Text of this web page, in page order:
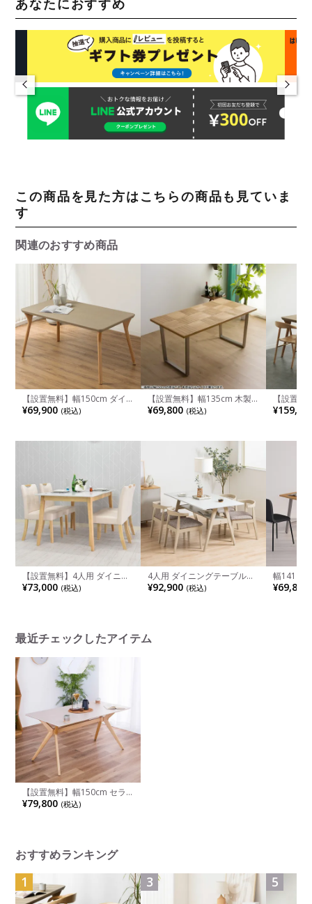
あなたにおすすめ
この商品を見た方はこちらの商品も見ていま
す
関連のおすすめ商品
【設置無料】幅150cm ダイ
ニングテーブル モルタル風
LENAS コンクリート調 木脚
ルモダン 韓国インテリア風
¥69,900 (税込)
【設置無料】幅135cm 木製
ダイニングテーブル 天然木
オーク材 オイル塗装 2本脚 ス
ンプル 北欧 ナチュラルモダ
¥69,800 (税込)
【設置
グテーブ
板座 ダイ
150cm
【設置無料】4人用 ダイニン
グテーブルセット 5点 (幅
135cm 大理石調 テーブル×1
¥73,000 (税込)
4人用 ダイニングテーブルセ
ット 5点 Vais メラミン テー
ブル 北欧モダン ダイニング
¥92,900 (税込)
幅141～
ーテーブ
イニング
¥69,800
最近チェックしたアイテム
【設置無料】幅150cm セラ
ミック 天板 ダイニングテー
ブル 4人用 グレージュ テーブ
¥79,800 (税込)
おすすめランキング
1 3 5